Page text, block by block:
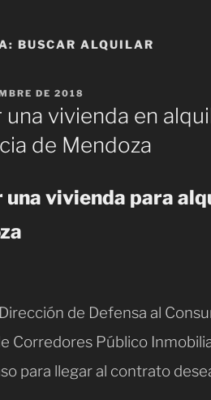
BUSCAR ALQUILAR
DE 2018
una vivienda en
de Mendoza
una vivienda para
de Defensa al
Corredores Público
para llegar al contrato